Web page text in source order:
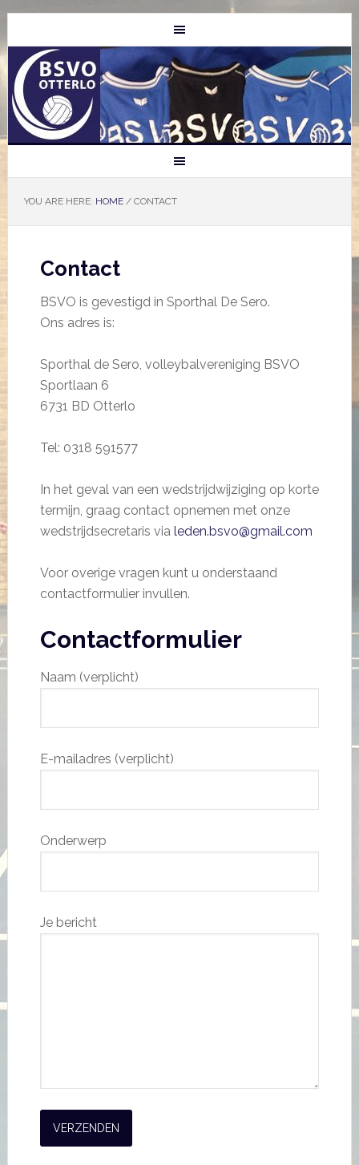
YOU ARE HERE: HOME /CONTACT
Contact
BSVO is gevestigd in Sporthal De Sero.
Ons adres is:
Sporthal de Sero, volleybalvereniging BSVO
Sportlaan 6
6731 BD Otterlo
Tel: 0318 591577
In het geval van een wedstrijdwijziging op korte
termijn, graag contact opnemen met onze
wedstrijdsecretaris via leden.bsvo@gmail.com
Voor overige vragen kunt u onderstaand
contactformulier invullen.
Contactformulier
Naam (verplicht)
E-mailadres (verplicht)
Onderwerp
Je bericht